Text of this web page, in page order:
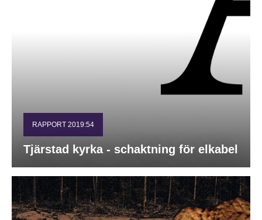
RAPPORT 2019:54
Tjärstad kyrka - schaktning för elkabel